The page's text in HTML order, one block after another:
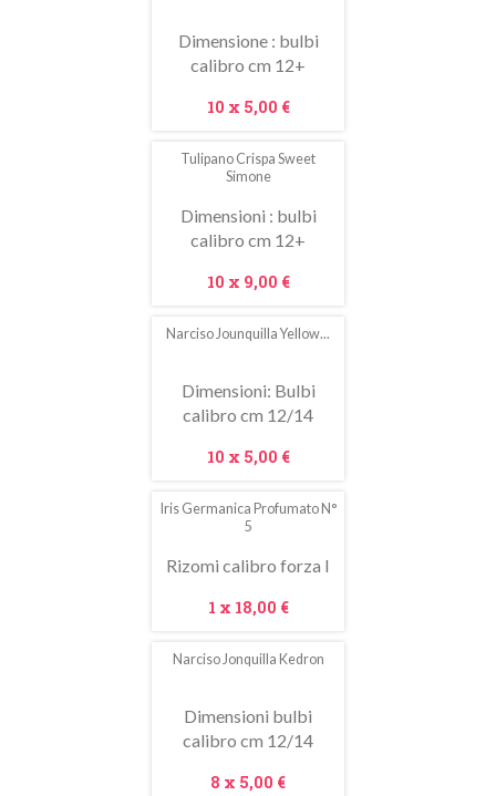
Dimensione : bulbi
calibro cm 12+
Prezzo
10 x 5,00 €
Tulipano Crispa Sweet
Simone
Dimensioni : bulbi
calibro cm 12+
Prezzo
10 x 9,00 €
Narciso Jounquilla Yellow...
Dimensioni: Bulbi
calibro cm 12/14
Prezzo
10 x 5,00 €
Iris Germanica Profumato N°
5
Rizomi calibro forza I
Prezzo
1 x 18,00 €
Narciso Jonquilla Kedron
Dimensioni bulbi
calibro cm 12/14
Prezzo
8 x 5,00 €